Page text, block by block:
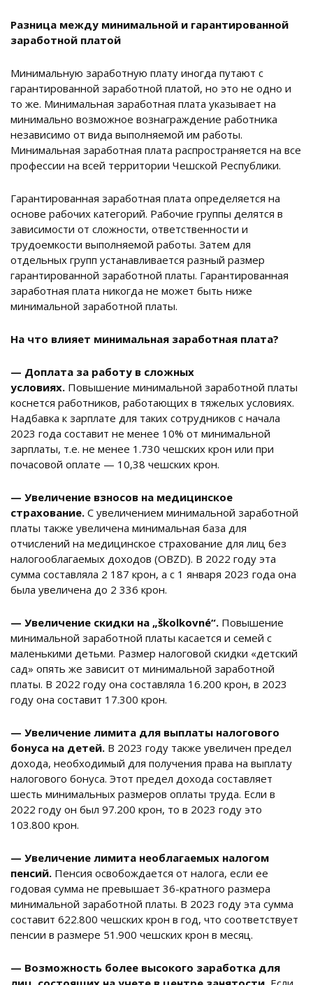
Разница между минимальной и гарантированной
заработной платой
Минимальную заработную плату иногда путают с
гарантированной заработной платой, но это не одно и
то же. Минимальная заработная плата указывает на
минимально возможное вознаграждение работника
независимо от вида выполняемой им работы.
Минимальная заработная плата распространяется на все
профессии на всей территории Чешской Республики.
Гарантированная заработная плата определяется на
основе рабочих категорий. Рабочие группы делятся в
зависимости от сложности, ответственности и
трудоемкости выполняемой работы. Затем для
отдельных групп устанавливается разный размер
гарантированной заработной платы. Гарантированная
заработная плата никогда не может быть ниже
минимальной заработной платы.
На что влияет минимальная заработная плата?
— Доплата за работу в сложных
условиях. Повышение минимальной заработной платы
коснется работников, работающих в тяжелых условиях.
Надбавка к зарплате для таких сотрудников с начала
2023 года составит не менее 10% от минимальной
зарплаты, т.е. не менее 1.730 чешских крон или при
почасовой оплате — 10,38 чешских крон.
— Увеличение взносов на медицинское
страхование. С увеличением минимальной заработной
платы также увеличена минимальная база для
отчислений на медицинское страхование для лиц без
налогооблагаемых доходов (OBZD). В 2022 году эта
сумма составляла 2 187 крон, а с 1 января 2023 года она
была увеличена до 2 336 крон.
— Увеличение скидки на „školkovné“. Повышение
минимальной заработной платы касается и семей с
маленькими детьми. Размер налоговой скидки «детский
сад» опять же зависит от минимальной заработной
платы. В 2022 году она составляла 16.200 крон, в 2023
году она составит 17.300 крон.
— Увеличение лимита для выплаты налогового
бонуса на детей. В 2023 году также увеличен предел
дохода, необходимый для получения права на выплату
налогового бонуса. Этот предел дохода составляет
шесть минимальных размеров оплаты труда. Если в
2022 году он был 97.200 крон, то в 2023 году это
103.800 крон.
— Увеличение лимита необлагаемых налогом
пенсий. Пенсия освобождается от налога, если ее
годовая сумма не превышает 36-кратного размера
минимальной заработной платы. В 2023 году эта сумма
составит 622.800 чешских крон в год, что соответствует
пенсии в размере 51.900 чешских крон в месяц.
— Возможность более высокого заработка для